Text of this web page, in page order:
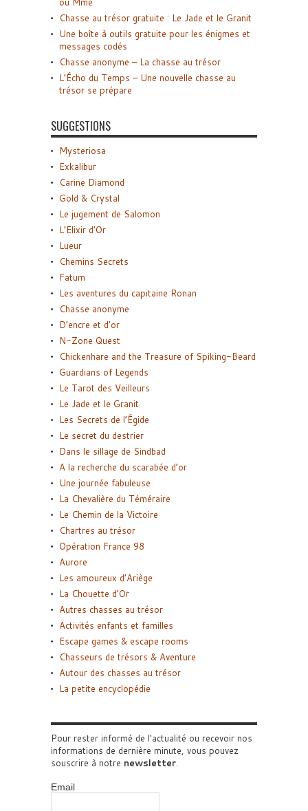
Chasse au trésor gratuite : Le Jade et le Granit
Une boîte à outils gratuite pour les énigmes et
messages codés
Chasse anonyme – La chasse au trésor
L’Écho du Temps – Une nouvelle chasse au
trésor se prépare
SUGGESTIONS
Mysteriosa
Exkalibur
Carine Diamond
Gold & Crystal
Le jugement de Salomon
L’Elixir d’Or
Lueur
Chemins Secrets
Fatum
Les aventures du capitaine Ronan
Chasse anonyme
D’encre et d’or
N-Zone Quest
Chickenhare and the Treasure of Spiking-Beard
Guardians of Legends
Le Tarot des Veilleurs
Le Jade et le Granit
Les Secrets de l’Égide
Le secret du destrier
Dans le sillage de Sindbad
A la recherche du scarabée d’or
Une journée fabuleuse
La Chevalière du Téméraire
Le Chemin de la Victoire
Chartres au trésor
Opération France 98
Aurore
Les amoureux d’Ariège
La Chouette d’Or
Autres chasses au trésor
Activités enfants et familles
Escape games & escape rooms
Chasseurs de trésors & Aventure
Autour des chasses au trésor
La petite encyclopédie
Pour rester informé de l'actualité ou recevoir nos
informations de dernière minute, vous pouvez
souscrire à notre newsletter.
Email